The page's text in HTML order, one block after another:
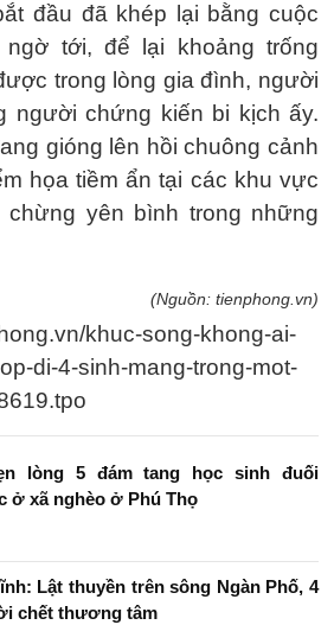
đầu đã khép lại bằng cuộc
tới, để lại khoảng trống
trong lòng gia đình, người
người chứng kiến bi kịch ấy.
gióng lên hồi chuông cảnh
họa tiềm ẩn tại các khu vực
chừng yên bình trong những
(Nguồn: tienphong.vn)
khuc-song-khong-ai-
di-4-sinh-mang-trong-mot-
lòng 5 đám tang học sinh đuối
ở xã nghèo ở Phú Thọ
Lật thuyền trên sông Ngàn Phố, 4
chết thương tâm